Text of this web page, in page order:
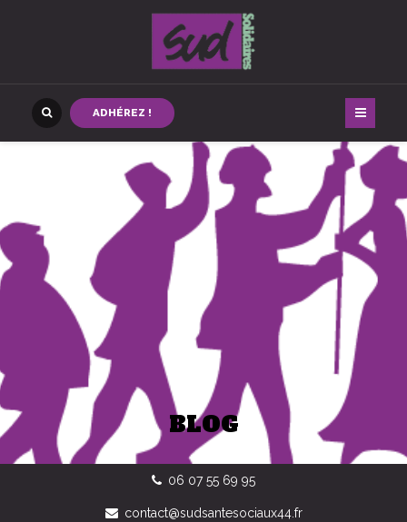
ADHÉREZ !
BLOG
06 07 55 69 95
contact@sudsantesociaux44.fr